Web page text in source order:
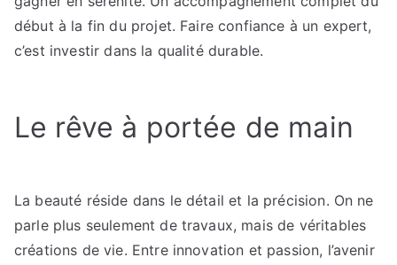
début à la fin du projet. Faire confiance à un expert,
c’est investir dans la qualité durable.
Le rêve à portée de main
La beauté réside dans le détail et la précision. On ne
parle plus seulement de travaux, mais de véritables
créations de vie. Entre innovation et passion, l’avenir